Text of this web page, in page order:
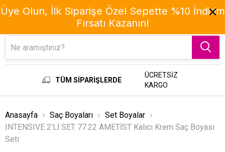
TÜM SİPARİŞLERDE
ÜCRETSİZ
KARGO
Anasayfa Saç Boyaları
Set Boyalar
INTENSIVE 2'Lİ SET 77.22 AMETİST Kalıcı Krem Saç Boyası
Seti
Üye Olun, İlk Siparişe Özel Sepette %10 İndirim
Fırsatı Kazanın!